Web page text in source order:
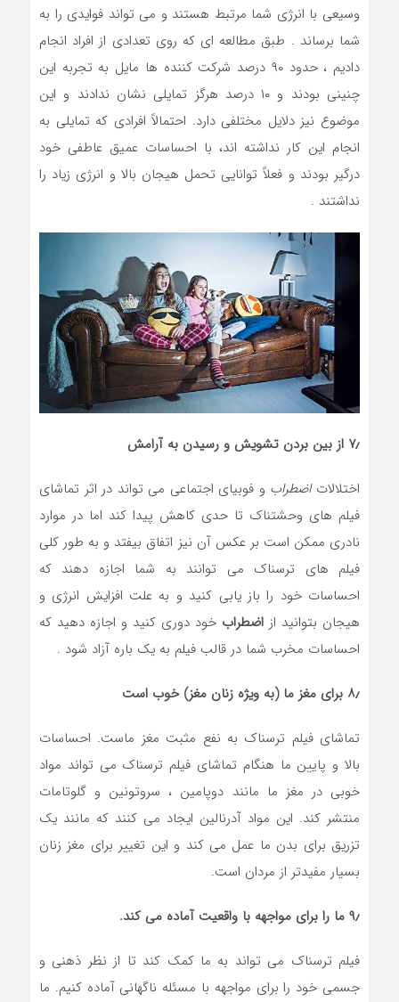
وسیعی با انرژی شما مرتبط هستند و می تواند فوایدی را به
شما برساند . طبق مطالعه ای که روی تعدادی از افراد انجام
دادیم ، حدود ۹۰ درصد شرکت کننده ها مایل به تجربه این
چنینی بودند و ۱۰ درصد هرگز تمایلی نشان ندادند و این
موضوع نیز دلایل مختلفی دارد. احتمالاً افرادی که تمایلی به
انجام این کار نداشته اند، با احساسات عمیق عاطفی خود
درگیر بودند و فعلاً توانایی تحمل هیجان بالا و انرژی زیاد را
نداشتند .
۷٫ از بین بردن تشویش و رسیدن به آرامش
اختلالاتاضطراب و فوبیای اجتماعی می تواند در اثر تماشای
فیلم های وحشتناک تا حدی کاهش پیدا کند اما در موارد
نادری ممکن است بر عکس آن نیز اتفاق بیفتد و به طور کلی
فیلم های ترسناک می توانند به شما اجازه دهند که
احساسات خود را باز یابی کنید و به علت افزایش انرژی و
هیجان بتوانید از اضطراب خود دوری کنید و اجازه دهید که
احساسات مخرب شما در قالب فیلم به یک باره آزاد شود .
۸٫ برای مغز ما (به ویژه زنان مغز) خوب است
تماشای فیلم ترسناک به نفع مثبت مغز ماست. احساسات
بالا و پایین ما هنگام تماشای فیلم ترسناک می تواند مواد
خوبی در مغز ما مانند دوپامین ، سروتونین و گلوتامات
منتشر کند. این مواد آدرنالین ایجاد می کنند که مانند یک
تزریق برای بدن ما عمل می کند و این تغییر برای مغز زنان
بسیار مفیدتر از مردان است.
۹٫ ما را برای مواجهه با واقعیت آماده می کند.
فیلم ترسناک می تواند به ما کمک کند تا از نظر ذهنی و
جسمی خود را برای مواجهه با مسئله ناگهانی آماده کنیم. ما